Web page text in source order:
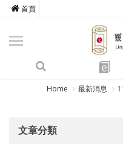
首頁
e
商品總覽
心道書庫
靈鷲叢書
心靈影音
Home 最新消息
文章分類